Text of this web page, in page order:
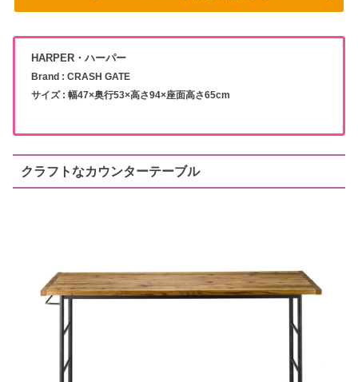
HARPER・ハーパー
Brand : CRASH GATE
サイズ : 幅47×奥行53×高さ94×座面高さ65cm
クラフトなカウンターテーブル